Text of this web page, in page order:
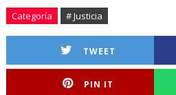
Categoría # Justicia
TWEET
PIN IT